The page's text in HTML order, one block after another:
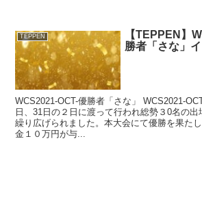
TEPPEN
【TEPPEN】
勝者「さな」
WCS2021-OCT-優勝者「さな」 WCS2021-
日、31日の２日に渡って行われ総勢３0名の
繰り広げられました。本大会にて優勝を果た
金１０万円が与...